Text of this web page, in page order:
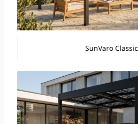
SunVaro Classic